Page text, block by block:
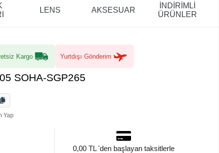
LENS AKSESUAR
İNDİRİMLİ
ÜRÜNLER
Kargo Yurtdışı Gönderim
SOHA-SGP265
Yap
0,00 TL 'den başlayan taksitlerle